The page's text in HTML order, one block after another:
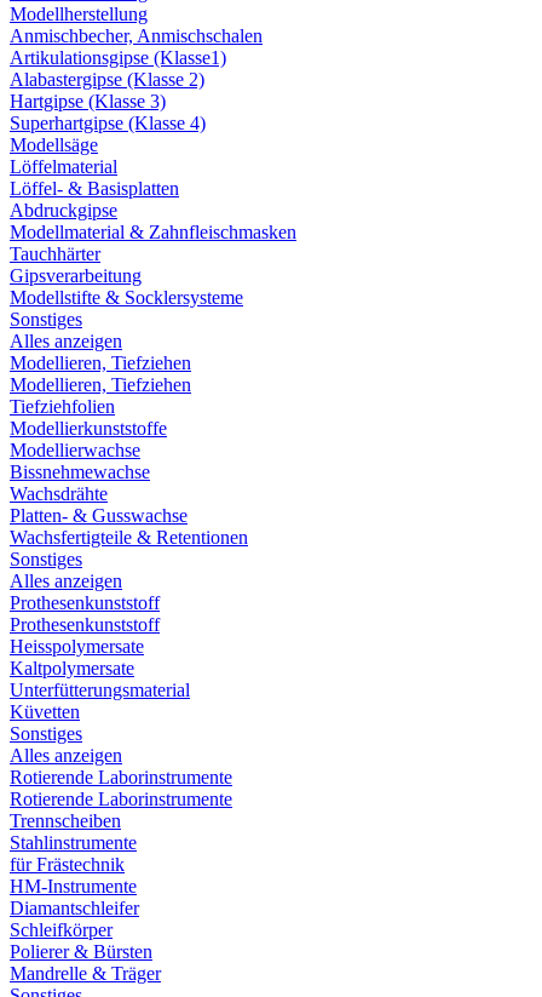
Modellherstellung
Anmischbecher, Anmischschalen
Artikulationsgipse (Klasse1)
Alabastergipse (Klasse 2)
Hartgipse (Klasse 3)
Superhartgipse (Klasse 4)
Modellsäge
Löffelmaterial
Löffel- & Basisplatten
Abdruckgipse
Modellmaterial & Zahnfleischmasken
Tauchhärter
Gipsverarbeitung
Modellstifte & Socklersysteme
Sonstiges
Alles anzeigen
Modellieren, Tiefziehen
Modellieren, Tiefziehen
Tiefziehfolien
Modellierkunststoffe
Modellierwachse
Bissnehmewachse
Wachsdrähte
Platten- & Gusswachse
Wachsfertigteile & Retentionen
Sonstiges
Alles anzeigen
Prothesenkunststoff
Prothesenkunststoff
Heisspolymersate
Kaltpolymersate
Unterfütterungsmaterial
Küvetten
Sonstiges
Alles anzeigen
Rotierende Laborinstrumente
Rotierende Laborinstrumente
Trennscheiben
Stahlinstrumente
für Frästechnik
HM-Instrumente
Diamantschleifer
Schleifkörper
Polierer & Bürsten
Mandrelle & Träger